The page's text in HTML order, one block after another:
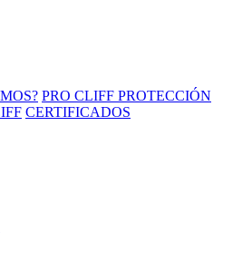
PRO CLIFF PROTECCIÓN
CERTIFICADOS